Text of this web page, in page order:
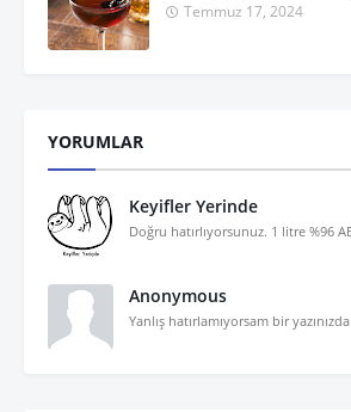
Temmuz 17, 2024
YORUMLAR
Keyifler Yerinde
Doğru hatırlıyorsunuz. 1 litre %96
Anonymous
Yanlış hatırlamıyorsam bir